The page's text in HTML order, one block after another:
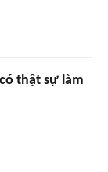
thật sự làm